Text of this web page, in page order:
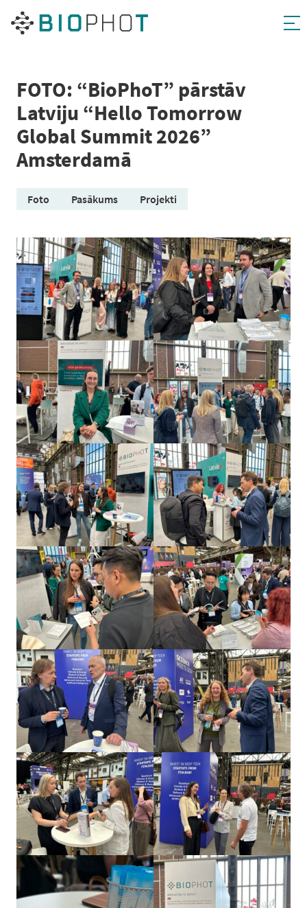
Pāriet
FOTO: “BioPhoT” pārstāv
Latviju “Hello Tomorrow
Global Summit 2026”
Amsterdamā
Foto Pasākums Projekti